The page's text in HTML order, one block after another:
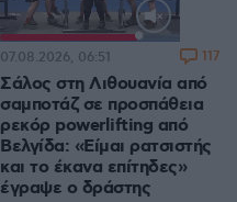
Loaded:
100.00%
Σάλος στη Λιθουανία από
σαμποτάζ σε προσπάθεια
ρεκόρ powerlifting από
Βελγίδα: «Είμαι ρατσιστής
και το έκανα επίτηδες»
έγραψε ο δράστης
07.08.2026, 06:51 117